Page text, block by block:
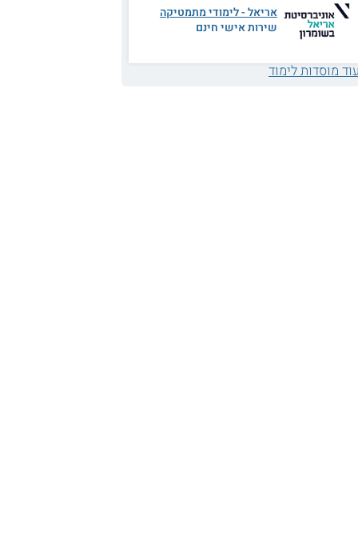
אריאל - לימודי מתמטיקה
שירות אישי חינם
מוסדות לימוד